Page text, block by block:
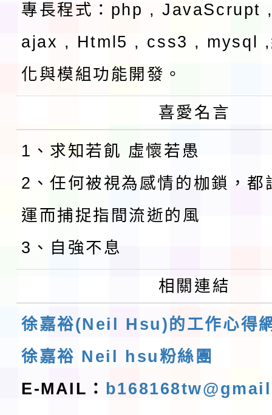
專長程式：php , JavaScrupt
ajax , Html5 , css3 , mysql ,
化與模組功能開發。
喜愛名言
1、求知若飢 虛懷若愚
2、任何被視為感情的枷鎖，都
運而捕捉指間流逝的風
3、自強不息
相關連結
徐嘉裕(Neil Hsu)的工作心得
徐嘉裕 Neil hsu粉絲團
E-MAIL：